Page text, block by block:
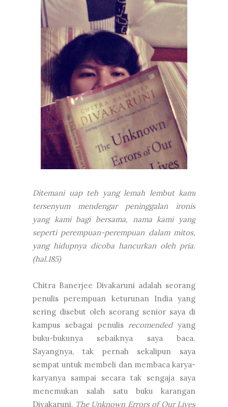
Ditemani uap teh yang lemah lembut kami
tersenyum mendengar peninggalan ironis
yang kami bagi bersama, nama kami yang
seperti perempuan-perempuan dalam mitos,
yang hidupnya dicoba hancurkan oleh pria.
(hal.185)
Chitra Banerjee Divakaruni adalah seorang
penulis perempuan keturunan India yang
sering disebut oleh seorang senior saya di
kampus sebagai penulis recomendedyang
buku-bukunya sebaiknya saya baca.
Sayangnya, tak pernah sekalipun saya
sempat untuk membeli dan membaca karya-
karyanya sampai secara tak sengaja saya
menemukan salah satu buku karangan
Divakaruni, The Unknown Errors of Our Lives